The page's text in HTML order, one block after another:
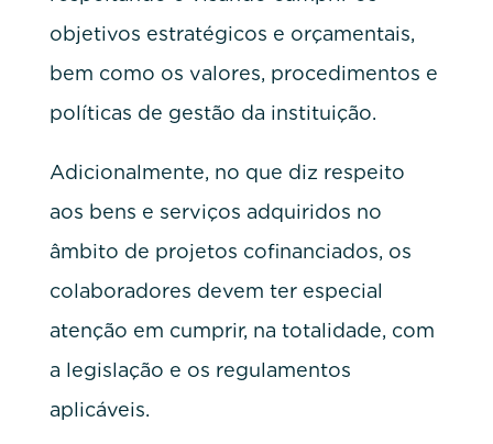
objetivos estratégicos e orçamentais,
bem como os valores, procedimentos e
políticas de gestão da instituição.
Adicionalmente, no que diz respeito
aos bens e serviços adquiridos no
âmbito de projetos cofinanciados, os
colaboradores devem ter especial
atenção em cumprir, na totalidade, com
a legislação e os regulamentos
aplicáveis.